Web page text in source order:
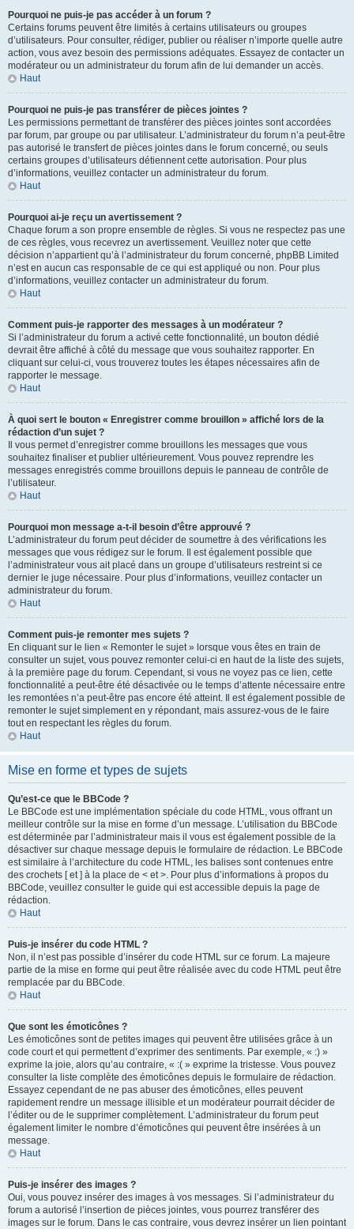
Pourquoi ne puis-je pas accéder à un forum ?
Certains forums peuvent être limités à certains utilisateurs ou groupes
d’utilisateurs. Pour consulter, rédiger, publier ou réaliser n’importe quelle autre
action, vous avez besoin des permissions adéquates. Essayez de contacter un
modérateur ou un administrateur du forum afin de lui demander un accès.
Haut
Pourquoi ne puis-je pas transférer de pièces jointes ?
Les permissions permettant de transférer des pièces jointes sont accordées
par forum, par groupe ou par utilisateur. L’administrateur du forum n’a peut-être
pas autorisé le transfert de pièces jointes dans le forum concerné, ou seuls
certains groupes d’utilisateurs détiennent cette autorisation. Pour plus
d’informations, veuillez contacter un administrateur du forum.
Haut
Pourquoi ai-je reçu un avertissement ?
Chaque forum a son propre ensemble de règles. Si vous ne respectez pas une
de ces règles, vous recevrez un avertissement. Veuillez noter que cette
décision n’appartient qu’à l’administrateur du forum concerné, phpBB Limited
n’est en aucun cas responsable de ce qui est appliqué ou non. Pour plus
d’informations, veuillez contacter un administrateur du forum.
Haut
Comment puis-je rapporter des messages à un modérateur ?
Si l’administrateur du forum a activé cette fonctionnalité, un bouton dédié
devrait être affiché à côté du message que vous souhaitez rapporter. En
cliquant sur celui-ci, vous trouverez toutes les étapes nécessaires afin de
rapporter le message.
Haut
À quoi sert le bouton « Enregistrer comme brouillon » affiché lors de la
rédaction d’un sujet ?
Il vous permet d’enregistrer comme brouillons les messages que vous
souhaitez finaliser et publier ultérieurement. Vous pouvez reprendre les
messages enregistrés comme brouillons depuis le panneau de contrôle de
l’utilisateur.
Haut
Pourquoi mon message a-t-il besoin d’être approuvé ?
L’administrateur du forum peut décider de soumettre à des vérifications les
messages que vous rédigez sur le forum. Il est également possible que
l’administrateur vous ait placé dans un groupe d’utilisateurs restreint si ce
dernier le juge nécessaire. Pour plus d’informations, veuillez contacter un
administrateur du forum.
Haut
Comment puis-je remonter mes sujets ?
En cliquant sur le lien « Remonter le sujet » lorsque vous êtes en train de
consulter un sujet, vous pouvez remonter celui-ci en haut de la liste des sujets,
à la première page du forum. Cependant, si vous ne voyez pas ce lien, cette
fonctionnalité a peut-être été désactivée ou le temps d’attente nécessaire entre
les remontées n’a peut-être pas encore été atteint. Il est également possible de
remonter le sujet simplement en y répondant, mais assurez-vous de le faire
tout en respectant les règles du forum.
Haut
Mise en forme et types de sujets
Qu’est-ce que le BBCode ?
Le BBCode est une implémentation spéciale du code HTML, vous offrant un
meilleur contrôle sur la mise en forme d’un message. L’utilisation du BBCode
est déterminée par l’administrateur mais il vous est également possible de la
désactiver sur chaque message depuis le formulaire de rédaction. Le BBCode
est similaire à l’architecture du code HTML, les balises sont contenues entre
des crochets [ et ] à la place de < et >. Pour plus d’informations à propos du
BBCode, veuillez consulter le guide qui est accessible depuis la page de
rédaction.
Haut
Puis-je insérer du code HTML ?
Non, il n’est pas possible d’insérer du code HTML sur ce forum. La majeure
partie de la mise en forme qui peut être réalisée avec du code HTML peut être
remplacée par du BBCode.
Haut
Que sont les émoticônes ?
Les émoticônes sont de petites images qui peuvent être utilisées grâce à un
code court et qui permettent d’exprimer des sentiments. Par exemple, « :) »
exprime la joie, alors qu’au contraire, « :( » exprime la tristesse. Vous pouvez
consulter la liste complète des émoticônes depuis le formulaire de rédaction.
Essayez cependant de ne pas abuser des émoticônes, elles peuvent
rapidement rendre un message illisible et un modérateur pourrait décider de
l’éditer ou de le supprimer complètement. L’administrateur du forum peut
également limiter le nombre d’émoticônes qui peuvent être insérées à un
message.
Haut
Puis-je insérer des images ?
Oui, vous pouvez insérer des images à vos messages. Si l’administrateur du
forum a autorisé l’insertion de pièces jointes, vous pourrez transférer des
images sur le forum. Dans le cas contraire, vous devrez insérer un lien pointant